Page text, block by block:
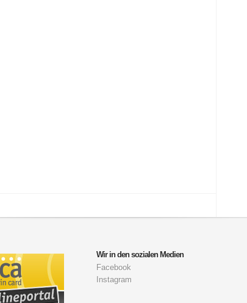
Wir in den sozialen Medien
Facebook
Instagram